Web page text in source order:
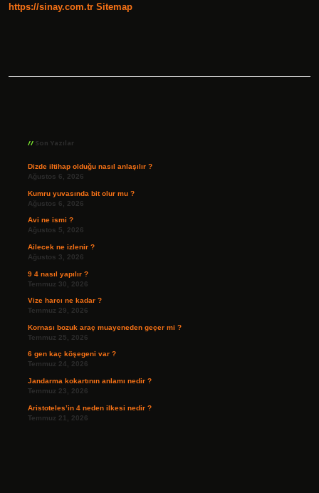
https://sinay.com.tr Sitemap
Son Yazılar
Dizde iltihap olduğu nasıl anlaşılır ?
Ağustos 6, 2026
Kumru yuvasında bit olur mu ?
Ağustos 6, 2026
Avi ne ismi ?
Ağustos 5, 2026
Ailecek ne izlenir ?
Ağustos 3, 2026
9 4 nasıl yapılır ?
Temmuz 30, 2026
Vize harcı ne kadar ?
Temmuz 29, 2026
Kornası bozuk araç muayeneden geçer mi ?
Temmuz 25, 2026
6 gen kaç köşegeni var ?
Temmuz 24, 2026
Jandarma kokartının anlamı nedir ?
Temmuz 23, 2026
Aristoteles’in 4 neden ilkesi nedir ?
Temmuz 21, 2026